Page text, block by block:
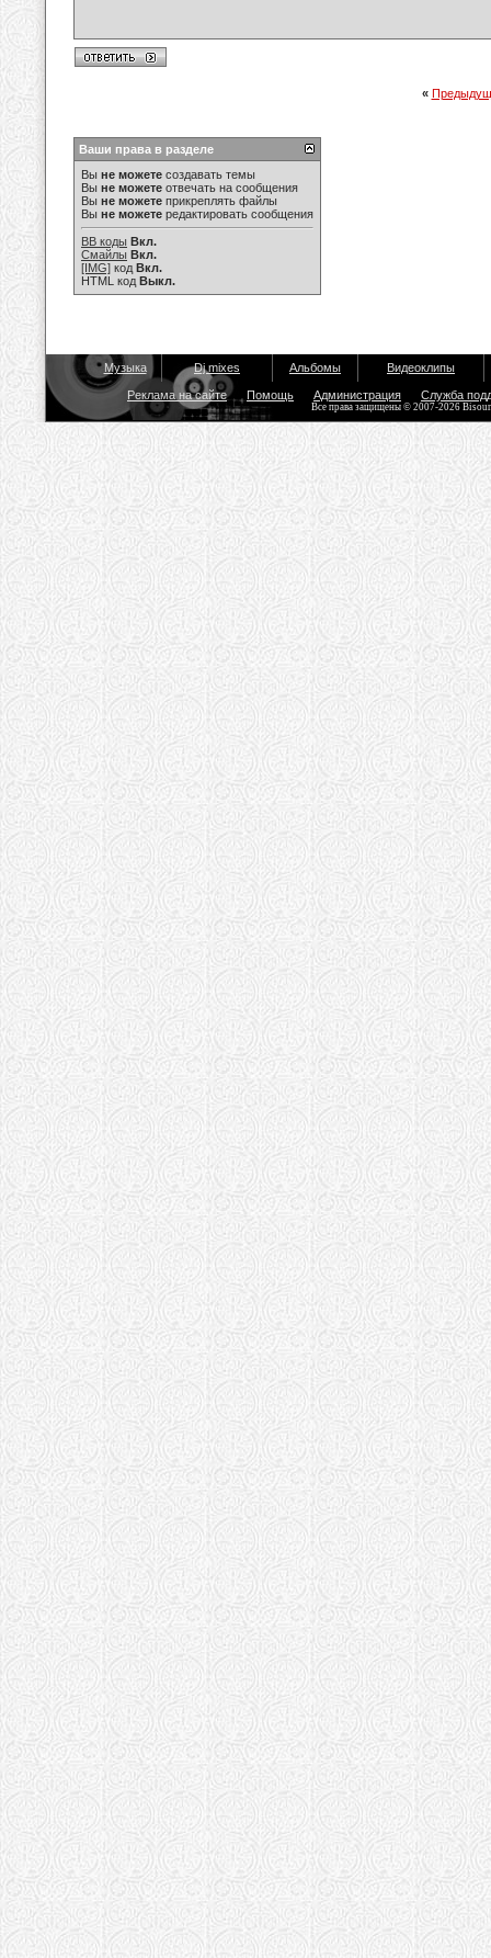
«
Ваши права в разделе
Вы не можете создавать темы
Вы не можете отвечать на сообщения
Вы не можете прикреплять файлы
Вы не можете редактировать сообщения
BB коды Вкл.
Смайлы Вкл.
[IMG] код Вкл.
HTML код Выкл.
Музыка Dj mixes Альбомы Видеоклипы
Реклама на сайте Помощь Администрация Служба
Все права защищены © 2007-2026